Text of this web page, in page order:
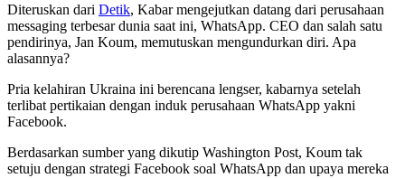
Diteruskan dari Detik, Kabar mengejutkan datang dari perusahaan
messaging terbesar dunia saat ini, WhatsApp. CEO dan salah satu
pendirinya, Jan Koum, memutuskan mengundurkan diri. Apa
alasannya?
Pria kelahiran Ukraina ini berencana lengser, kabarnya setelah
terlibat pertikaian dengan induk perusahaan WhatsApp yakni
Facebook.
Berdasarkan sumber yang dikutip Washington Post, Koum tak
setuju dengan strategi Facebook soal WhatsApp dan upaya mereka